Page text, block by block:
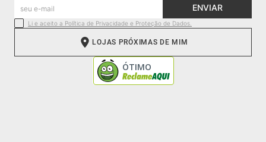
ENVIAR
Li e aceito a Política de Privacidade e Proteção de Dados.
LOJAS PRÓXIMAS DE MIM